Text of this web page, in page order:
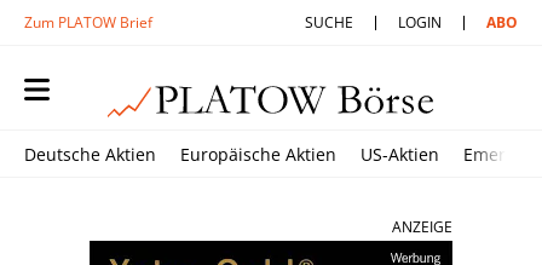
Zum PLATOW Brief SUCHE LOGIN ABO
Deutsche Aktien Europäische Aktien US-Aktien
ANZEIGE